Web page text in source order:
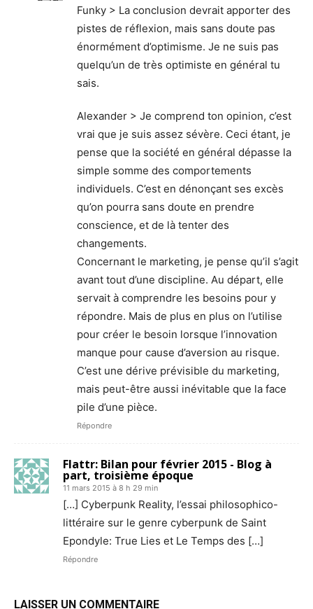
Funky > La conclusion devrait apporter des
pistes de réflexion, mais sans doute pas
énormément d’optimisme. Je ne suis pas
quelqu’un de très optimiste en général tu
sais.
Alexander > Je comprend ton opinion, c’est
vrai que je suis assez sévère. Ceci étant, je
pense que la société en général dépasse la
simple somme des comportements
individuels. C’est en dénonçant ses excès
qu’on pourra sans doute en prendre
conscience, et de là tenter des
changements.
Concernant le marketing, je pense qu’il s’agit
avant tout d’une discipline. Au départ, elle
servait à comprendre les besoins pour y
répondre. Mais de plus en plus on l’utilise
pour créer le besoin lorsque l’innovation
manque pour cause d’aversion au risque.
C’est une dérive prévisible du marketing,
mais peut-être aussi inévitable que la face
pile d’une pièce.
Répondre
Flattr: Bilan pour février 2015 - Blog à
part, troisième époque
11 mars 2015 à 8 h 29 min
[…] Cyberpunk Reality, l’essai philosophico-
littéraire sur le genre cyberpunk de Saint
Epondyle: True Lies et Le Temps des […]
Répondre
LAISSER UN COMMENTAIRE